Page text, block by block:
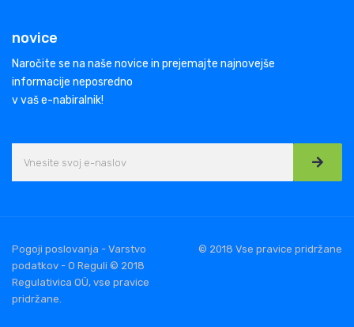
novice
Naročite se na naše novice in prejemajte najnovejše
informacije neposredno
v vaš e-nabiralnik!
Pogoji poslovanja - Varstvo
podatkov - O Reguli © 2018
Regulativica OÜ, vse pravice
pridržane.
© 2018 Vse pravice pridržane